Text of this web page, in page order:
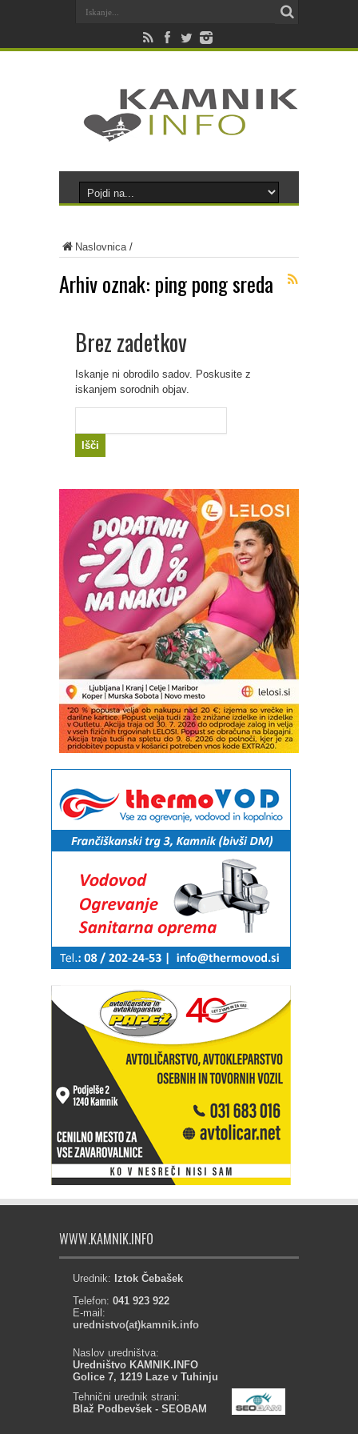
Naslovnica/
Arhiv oznak: ping pong sreda
Brez zadetkov
Iskanje ni obrodilo sadov. Poskusite z
iskanjem sorodnih objav.
WWW.KAMNIK.INFO
Urednik: Iztok Čebašek
Telefon: 041 923 922
E-mail:
urednistvo(at)kamnik.info
Naslov uredništva:
Uredništvo KAMNIK.INFO
Golice 7, 1219 Laze v Tuhinju
Tehnični urednik strani:
Blaž Podbevšek - SEOBAM